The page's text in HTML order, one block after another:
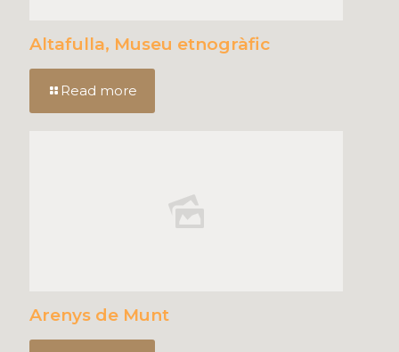
Altafulla, Museu etnogràfic
Read more
Arenys de Munt